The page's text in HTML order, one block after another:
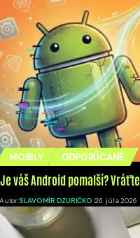
MOBILY ODPORÚČANÉ
Je váš Android pomalší?
Autor:SLAVOMÍR DZURIČKO 26. júla 2026